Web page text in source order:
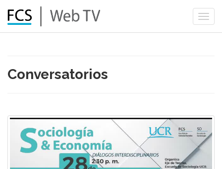
Conversatorios